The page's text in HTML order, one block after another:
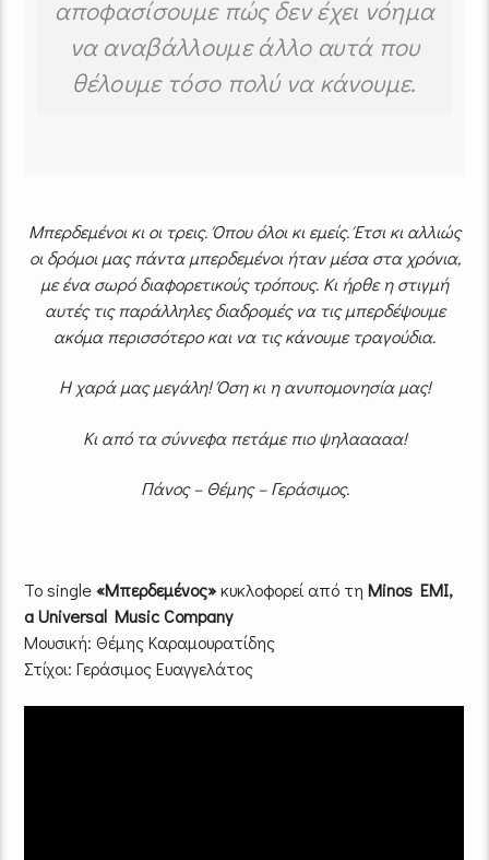
αποφασίσουμε πώς δεν έχει νόημα
να αναβάλλουμε άλλο αυτά που
θέλουμε τόσο πολύ να κάνουμε.
Μπερδεμένοι κι οι τρεις. Όπου όλοι κι εμείς. Έτσι κι αλλιώς
οι δρόμοι μας πάντα μπερδεμένοι ήταν μέσα στα χρόνια,
με ένα σωρό διαφορετικούς τρόπους. Κι ήρθε η στιγμή
αυτές τις παράλληλες διαδρομές να τις μπερδέψουμε
ακόμα περισσότερο και να τις κάνουμε τραγούδια.
Η χαρά μας μεγάλη! Όση κι η ανυπομονησία μας!
Κι από τα σύννεφα πετάμε πιο ψηλααααα!
Πάνος – Θέμης – Γεράσιμος.
Το single«Μπερδεμένος»κυκλοφορεί από τηMinos EMI,
a Universal Music Company
Μουσική: Θέμης Καραμουρατίδης
Στίχοι: Γεράσιμος Ευαγγελάτος